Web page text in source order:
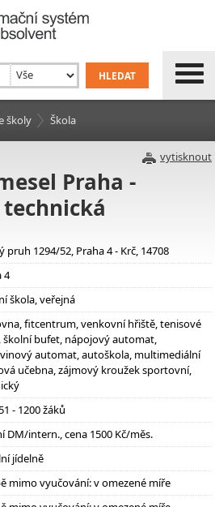
školy Škola
vytisknout
Praha -
pruh 1294/52, Praha 4 - Krč, 14708
4
škola, veřejná
fitcentrum, venkovní hřiště, tenisové
školní bufet, nápojový automat,
automat, autoškola, multimediální
učebna, zájmový kroužek sportovní,
- 1200 žáků
DM/intern., cena 1500 Kč/měs.
jídelně
mimo vyučování: v omezené míře